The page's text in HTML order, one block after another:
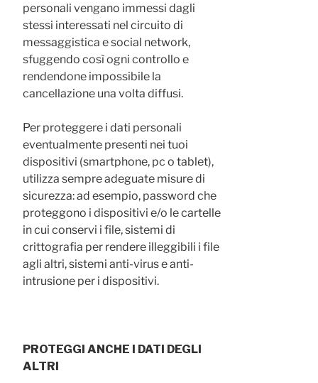
personali vengano immessi dagli
stessi interessati nel circuito di
messaggistica e social network,
sfuggendo così ogni controllo e
rendendone impossibile la
cancellazione una volta diffusi.
Per proteggere i dati personali
eventualmente presenti nei tuoi
dispositivi (smartphone, pc o tablet),
utilizza sempre adeguate misure di
sicurezza: ad esempio, password che
proteggono i dispositivi e/o le cartelle
in cui conservi i file, sistemi di
crittografia per rendere illeggibili i file
agli altri, sistemi anti-virus e anti-
intrusione per i dispositivi.
PROTEGGI ANCHE I DATI DEGLI
ALTRI